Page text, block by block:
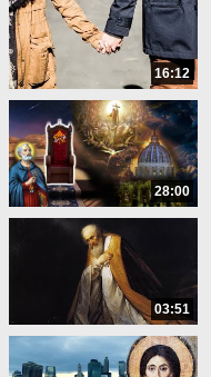
16:12
28:00
03:51